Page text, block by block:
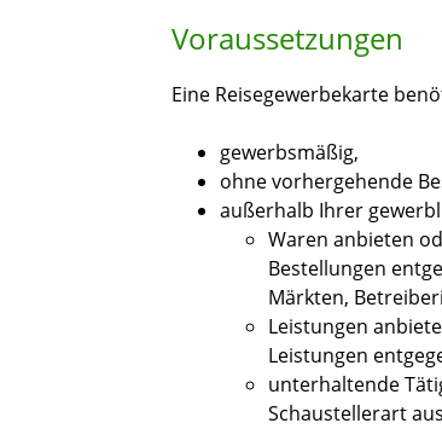
Voraussetzungen
Eine Reisegewerbekarte
gewerbsmäßig,
ohne vorhergehende
außerhalb Ihrer
Waren anbieten
Bestellungen
Märkten,
Leistungen
Leistungen
unterhaltende
Schaustellerart